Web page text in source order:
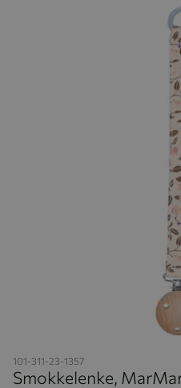
Hopp til slutten av bildegalleriet
101-311-23-1357
Smokkelenke,